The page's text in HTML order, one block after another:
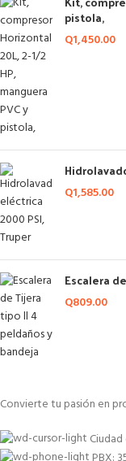
pistola,
Q1,450.00
Q1,585.00
Escalera
Q809.00
Convierte tu pasión en